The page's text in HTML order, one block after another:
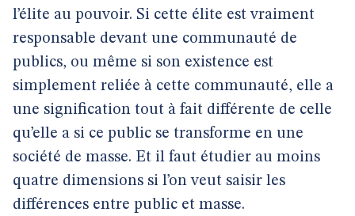
l’élite au pouvoir. Si cette élite est vraiment
responsable devant une communauté de
publics, ou même si son existence est
simplement reliée à cette communauté, elle a
une signification tout à fait différente de celle
qu’elle a si ce public se transforme en une
société de masse. Et il faut étudier au moins
quatre dimensions si l’on veut saisir les
différences entre public et masse.